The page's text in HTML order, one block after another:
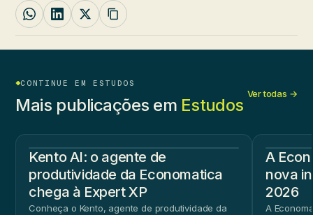
CONTINUE EM ESTUDOS
Mais publicações em Estudos
Ver todas →
Kento AI: o agente de
produtividade da Economatica
chega à Expert XP
Conheça o Kento, agente de produtividade da
A
nova
2026
A